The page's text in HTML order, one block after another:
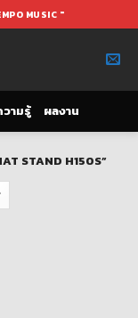
MUSIC "
ามรู้ ผลงาน
STAND H150S”